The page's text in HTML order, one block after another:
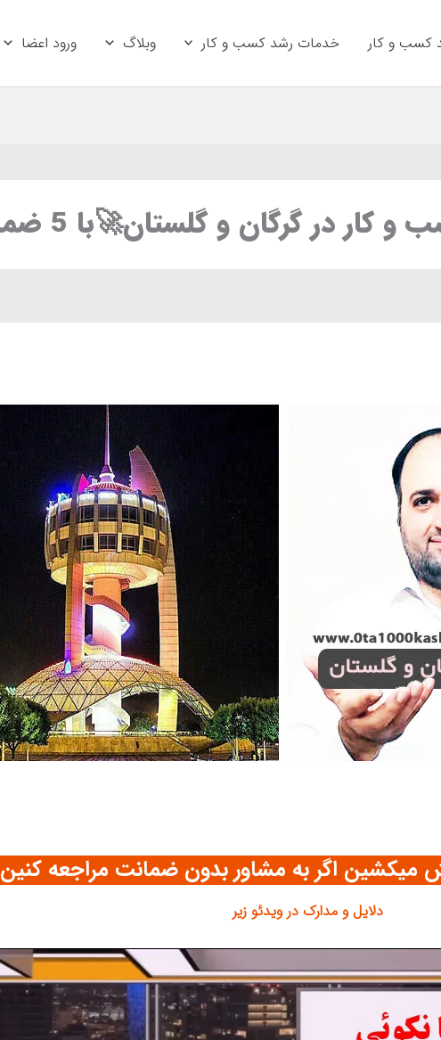
کسب و کار خدمات رشد کسب و کار وبلاگ ورود اعضا
در گرگان و گلستان🚀با 5 ضمانت رشد 100%
میکشین اگر به مشاور بدون ضمانت مراجعه کنین
دلایل و مدارک در ویدئو زیر